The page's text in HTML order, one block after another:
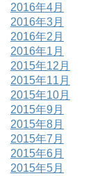
2016年4月
2016年3月
2016年2月
2016年1月
2015年12月
2015年11月
2015年10月
2015年9月
2015年8月
2015年7月
2015年6月
2015年5月